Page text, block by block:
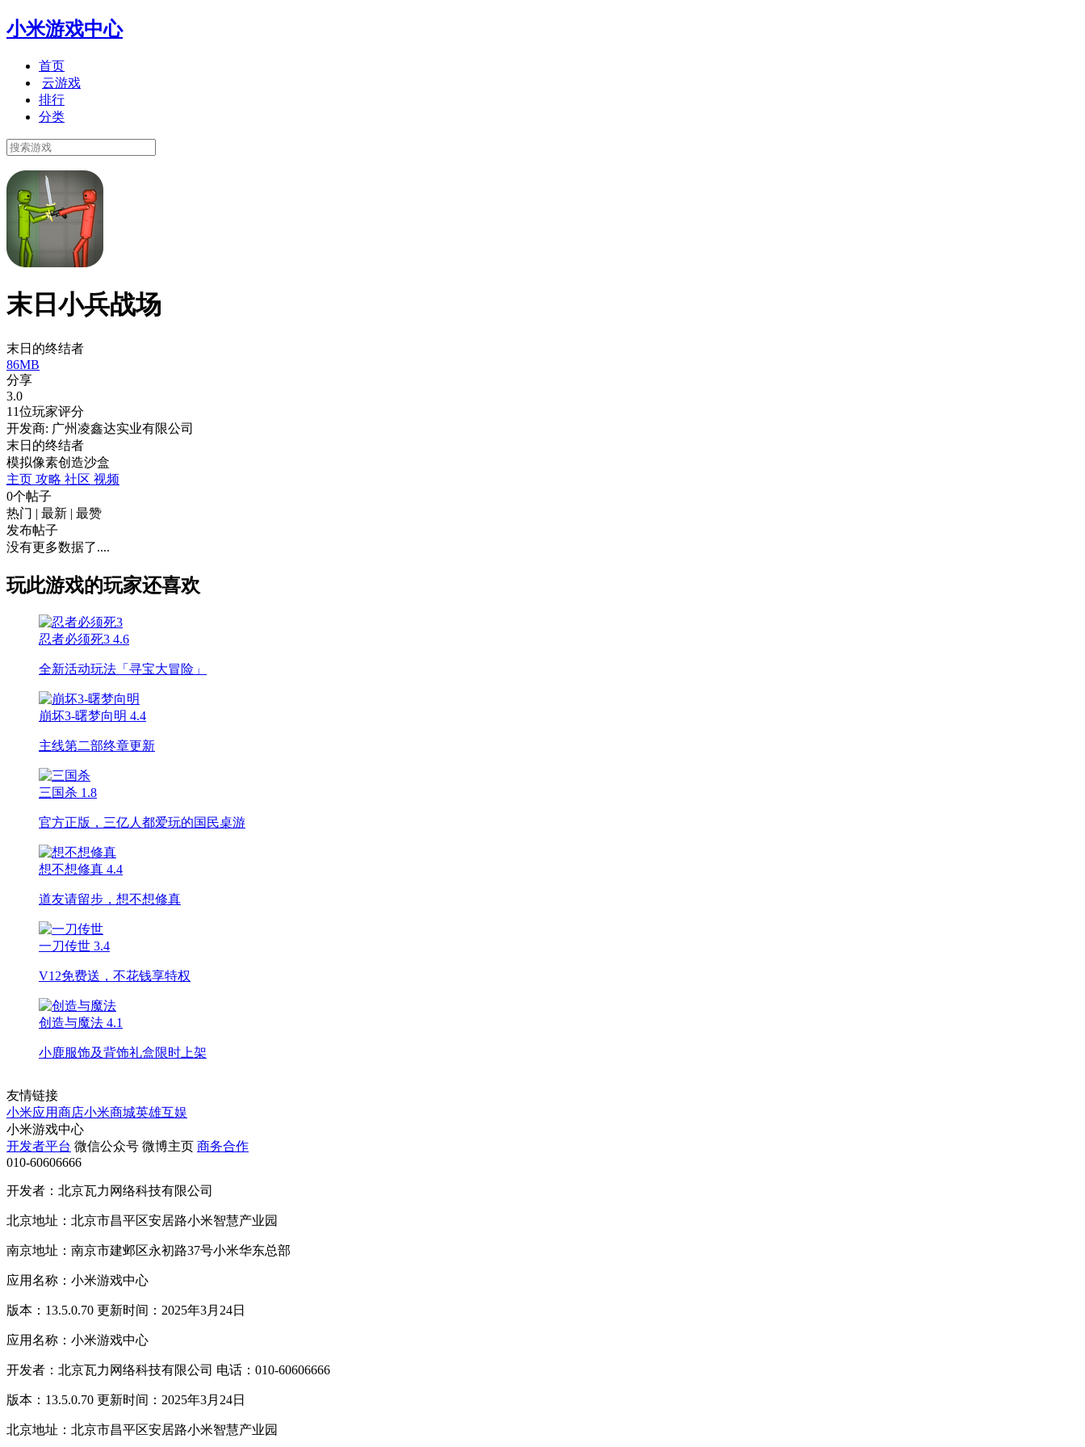
小米游戏中心
首页
云游戏
排行
分类
末日小兵战场
末日的终结者
86MB
分享
3.0
11位玩家评分
开发商: 广州凌鑫达实业有限公司
末日的终结者
模拟像素创造沙盒
主页 攻略 社区 视频
0个帖子
热门 | 最新 | 最赞
发布帖子
没有更多数据了....
玩此游戏的玩家还喜欢
忍者必须死3 4.6
全新活动玩法「寻宝大冒险」
崩坏3-曙梦向明 4.4
主线第二部终章更新
三国杀 1.8
官方正版，三亿人都爱玩的国民桌游
想不想修真 4.4
道友请留步，想不想修真
一刀传世 3.4
V12免费送，不花钱享特权
创造与魔法 4.1
小鹿服饰及背饰礼盒限时上架
友情链接
小米应用商店小米商城英雄互娱
小米游戏中心
开发者平台 微信公众号 微博主页 商务合作
010-60606666
开发者：北京瓦力网络科技有限公司
北京地址：北京市昌平区安居路小米智慧产业园
南京地址：南京市建邺区永初路37号小米华东总部
应用名称：小米游戏中心
版本：13.5.0.70 更新时间：2025年3月24日
应用名称：小米游戏中心
开发者：北京瓦力网络科技有限公司 电话：010-60606666
版本：13.5.0.70 更新时间：2025年3月24日
北京地址：北京市昌平区安居路小米智慧产业园